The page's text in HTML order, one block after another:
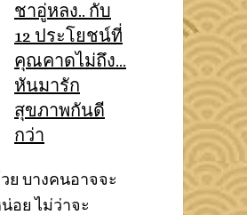
ชาอู่หลง.. กับ
12 ประโยชน์ที่
คุณคาดไม่ถึง…
หันมารัก
สุขภาพกันดี
กว่า
ย บางคนอาจจะ
อย ไม่ว่าจะ